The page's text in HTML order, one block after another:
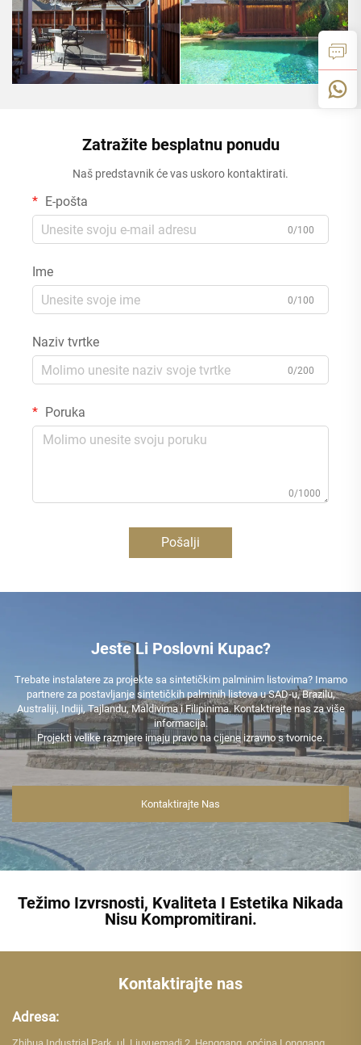
Zatražite besplatnu ponudu
Naš predstavnik će vas uskoro kontaktirati.
E-pošta
0/100
Ime
0/100
Naziv tvrtke
0/200
Poruka
0/1000
Pošalji
Jeste Li Poslovni Kupac?
Trebate instalatere za projekte sa sintetičkim palminim listovima? Imamo
partnere za postavljanje sintetičkih palminih listova u SAD-u, Brazilu,
Australiji, Indiji, Tajlandu, Maldivima i Filipinima. Kontaktirajte nas za više
informacija.
Projekti velike razmjere imaju pravo na cijene izravno s tvornice.
Kontaktirajte Nas
Težimo Izvrsnosti, Kvaliteta I Estetika Nikada
Nisu Kompromitirani.
Kontaktirajte nas
Adresa: